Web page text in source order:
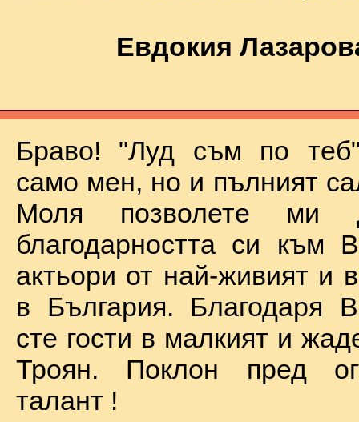
Евдокия
Браво! "Луд съм по
само мен, но и пълният
Моля позволете ми
благодарността си към
актьори от най-живият и
в България. Благодаря
сте гости в малкият и
Троян. Поклон пред
талант !